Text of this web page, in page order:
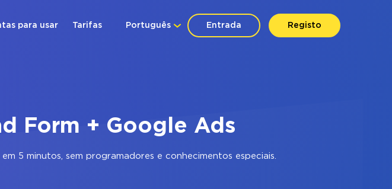
Entrada Registo
Português
para usar Tarifas
Form + Google Ads
5 minutos, sem programadores e conhecimentos especiais.